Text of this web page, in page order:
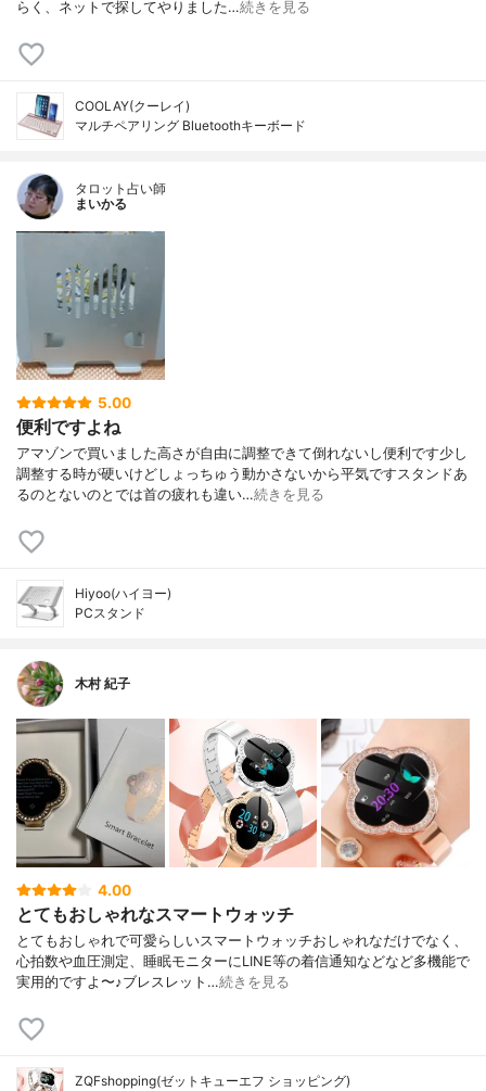
らく、ネットで探してやりました…続きを見る
COOLAY(クーレイ)
マルチペアリング Bluetoothキーボード
タロット占い師
まいかる
5.00
便利ですよね
アマゾンで買いました高さが自由に調整できて倒れないし便利です少し
調整する時が硬いけどしょっちゅう動かさないから平気ですスタンドあ
るのとないのとでは首の疲れも違い…続きを見る
Hiyoo(ハイヨー)
PCスタンド
木村 紀子
4.00
とてもおしゃれなスマートウォッチ
とてもおしゃれで可愛らしいスマートウォッチおしゃれなだけでなく、
心拍数や血圧測定、睡眠モニターにLINE等の着信通知などなど多機能で
実用的ですよ〜♪ブレスレット…続きを見る
ZQFshopping(ゼットキューエフ ショッピング)